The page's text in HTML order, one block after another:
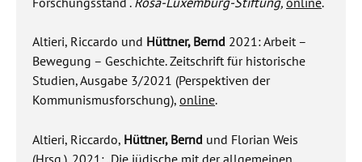
Altieri, Riccardo und Hüttner, Bernd 2021: Arbeit –
Bewegung – Geschichte. Zeitschrift für historische
Studien, Ausgabe 3/2021 (Perspektiven der
Kommunismusforschung),online.
Altieri, Riccardo, Hüttner, Bernd und Florian Weis
(Hrsg.). 2021: „Die jüdische mit der allgemeinen